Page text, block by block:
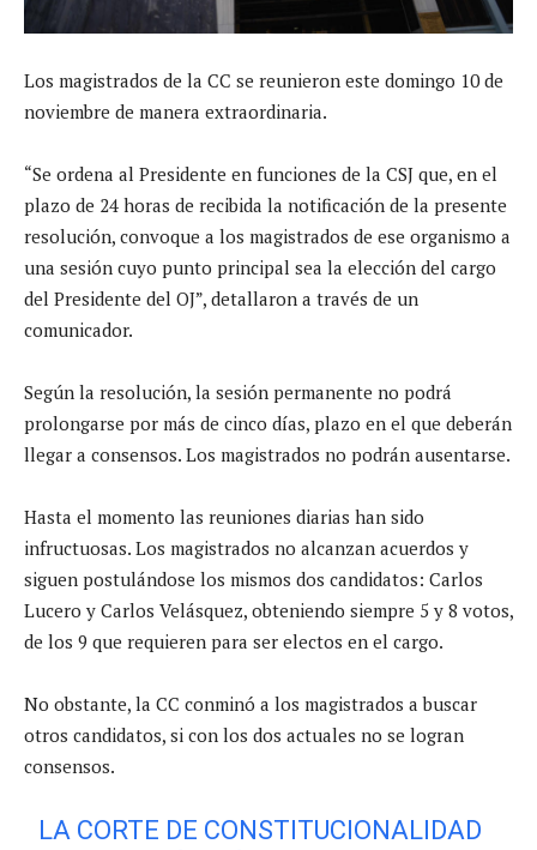
Los magistrados de la CC se reunieron este domingo 10 de
noviembre de manera extraordinaria.
“Se ordena al Presidente en funciones de la CSJ que, en el
plazo de 24 horas de recibida la notificación de la presente
resolución, convoque a los magistrados de ese organismo a
una sesión cuyo punto principal sea la elección del cargo
del Presidente del OJ”, detallaron a través de un
comunicador.
Según la resolución, la sesión permanente no podrá
prolongarse por más de cinco días, plazo en el que deberán
llegar a consensos. Los magistrados no podrán ausentarse.
Hasta el momento las reuniones diarias han sido
infructuosas. Los magistrados no alcanzan acuerdos y
siguen postulándose los mismos dos candidatos: Carlos
Lucero y Carlos Velásquez, obteniendo siempre 5 y 8 votos,
de los 9 que requieren para ser electos en el cargo.
No obstante, la CC conminó a los magistrados a buscar
otros candidatos, si con los dos actuales no se logran
consensos.
LA CORTE DE CONSTITUCIONALIDAD